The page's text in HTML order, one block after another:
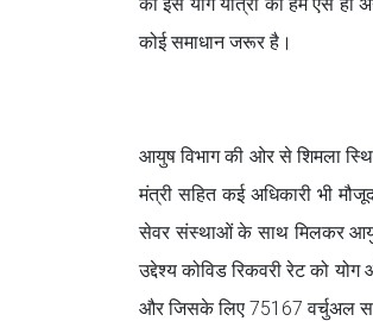
कोई समाधान जरूर है।
आयुष विभाग की ओर से शिमला
मंत्री सहित कई अधिकारी भी
सेवर संस्थाओं के साथ मिलकर आयुष
उद्देश्य कोविड रिकवरी रेट को
और जिसके लिए 75167 वर्चुअल